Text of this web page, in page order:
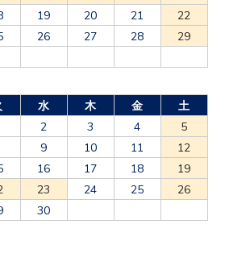
19 20 21
22
26 27 28
29
水 木 金
土
2 3 4
5
9 10 11
12
16 17 18
19
23 24 25
26
30